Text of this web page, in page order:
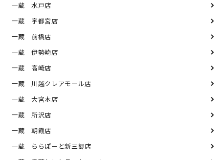
一蔵 水戸店
一蔵 宇都宮店
一蔵 前橋店
一蔵 伊勢崎店
一蔵 高崎店
一蔵 川越クレアモール店
一蔵 大宮本店
一蔵 所沢店
一蔵 朝霞店
一蔵 ららぽーと新三郷店